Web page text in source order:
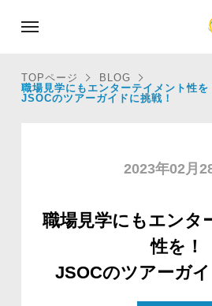
TOPページ
BLOG
職場見学にもエンターテイメント性を
JSOCのツアーガイドに挑戦！
2023年02月
職場見学にもエンタ
性を！
JSOCのツアーガイ